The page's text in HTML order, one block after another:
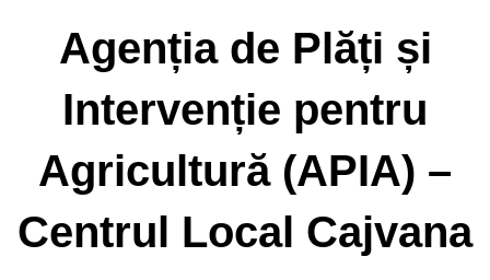
Agenția de Plăți și
Intervenție pentru
Agricultură (APIA) –
Centrul Local Cajvana